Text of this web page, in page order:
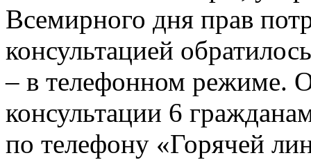
Всемирного дня прав
консультацией
– в телефонном режиме.
консультации 6
по телефону «Горячей